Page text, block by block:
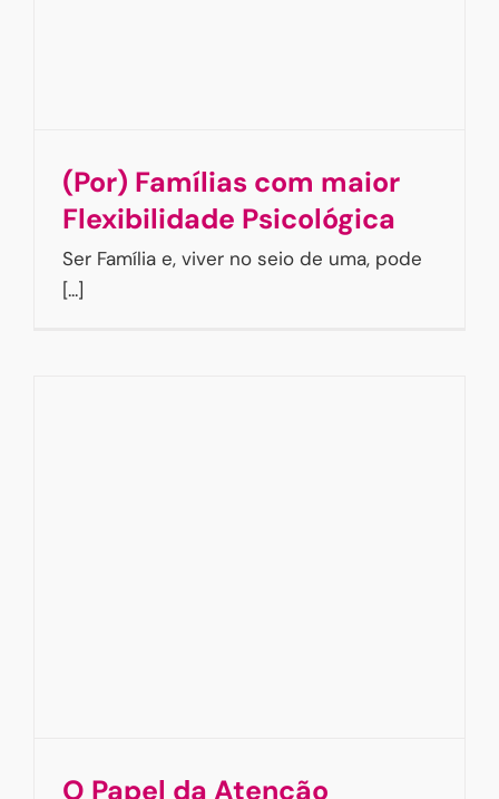
(Por) Famílias com maior
Flexibilidade Psicológica
Ser Família e, viver no seio de uma, pode
[...]
O Papel da Atenção